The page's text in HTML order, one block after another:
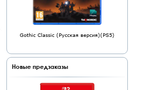
Gothic Classic (Русская версия)(PS5)
Новые предзаказы